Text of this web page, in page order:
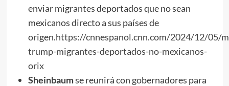
enviar migrantes deportados que no sean
mexicanos directo a sus países de
origen.https://cnnespanol.cnn.com/2024/12/05/
trump-migrantes-deportados-no-mexicanos-
orix
Sheinbaumse reunirá con gobernadores para